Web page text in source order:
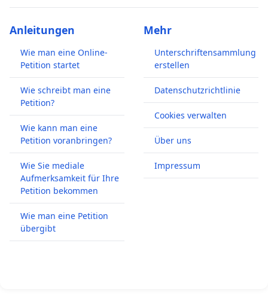
Anleitungen
Wie man eine Online-
Petition startet
Wie schreibt man eine
Petition?
Wie kann man eine
Petition voranbringen?
Wie Sie mediale
Aufmerksamkeit für Ihre
Petition bekommen
Wie man eine Petition
übergibt
Mehr
Unterschriftensammlung
erstellen
Datenschutzrichtlinie
Cookies verwalten
Über uns
Impressum